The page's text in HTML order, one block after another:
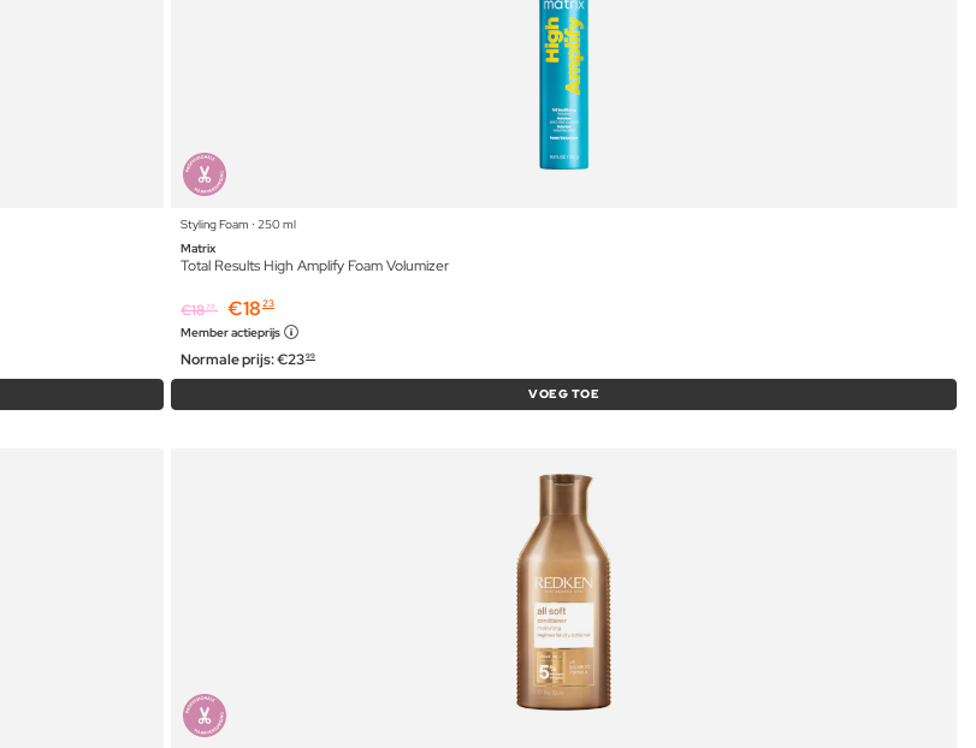
Styling Foam ⋅ 250 ml
Matrix
Total Results High Amplify Foam Volumizer
€1879 €18 23
Member actieprijs
Normale prijs:€2399
VOEG TOE